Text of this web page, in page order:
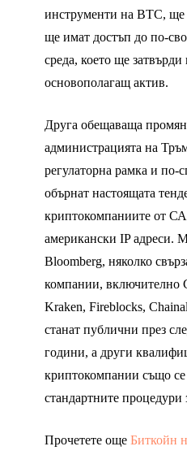
инструменти на BTC,
ще имат достъп до по-
среда, което ще
основополагащ актив.
Друга обещаваща
администрацията на
регулаторна рамка и по-
обърнат настоящата
криптокомпаниите от
американски IP адреси.
Bloomberg, няколко
компании, включително
Kraken, Fireblocks,
станат публични през
години, а други
криптокомпании също
стандартните процедури
Прочетете още Биткойн